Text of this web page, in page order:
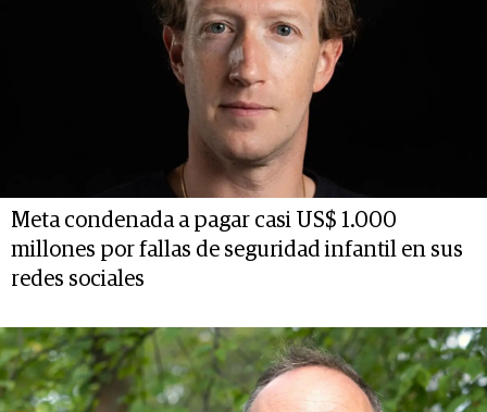
Meta condenada a pagar casi US$ 1.000
millones por fallas de seguridad infantil en sus
redes sociales